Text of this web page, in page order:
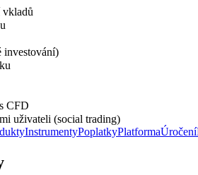
vkladů
investování)
CFD
uživateli (social trading)
InstrumentyPoplatkyPlatformaÚročení